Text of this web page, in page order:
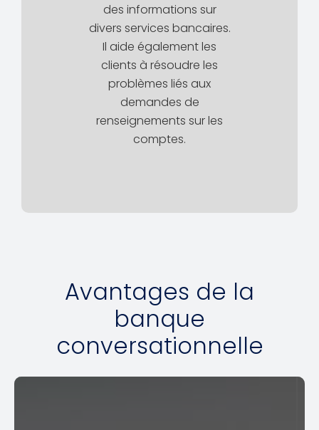
des informations sur
divers services bancaires.
Il aide également les
clients à résoudre les
problèmes liés aux
demandes de
renseignements sur les
comptes.
Avantages de la
banque
conversationnelle